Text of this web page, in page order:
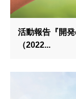
活動報告『開
（2022...